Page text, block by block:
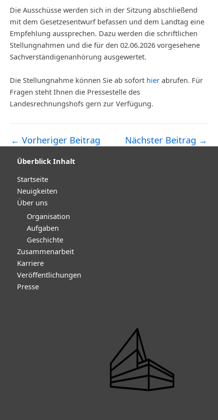
Die Ausschüsse werden sich in der Sitzung abschließend
mit dem Gesetzesentwurf befassen und dem Landtag eine
Empfehlung aussprechen. Dazu werden die schriftlichen
Stellungnahmen und die für den 02.06.2026 vorgesehene
Sachverständigenanhörung ausgewertet.
Die Stellungnahme können Sie ab sofort hier abrufen. Für
Fragen steht Ihnen die Pressestelle des
Landesrechnungshofs gern zur Verfügung.
Post
← Vorheriger Beitrag Nächster Beitrag →
Überblick Inhalt
Startseite
Neuigkeiten
Über uns
Organisation
Aufgaben
Geschichte
Zusammenarbeit
Karriere
Veröffentlichungen
Presse